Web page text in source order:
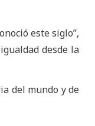
este siglo”,
desde la
del mundo y de